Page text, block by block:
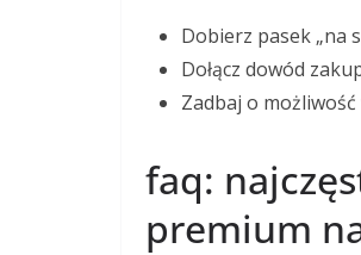
Dobierz pasek „na
Dołącz dowód
Zadbaj o
faq:
premium